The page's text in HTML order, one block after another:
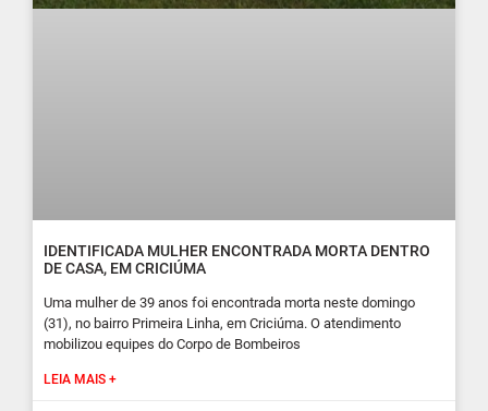
IDENTIFICADA MULHER ENCONTRADA MORTA DENTRO
DE CASA, EM CRICIÚMA
Uma mulher de 39 anos foi encontrada morta neste domingo
(31), no bairro Primeira Linha, em Criciúma. O atendimento
mobilizou equipes do Corpo de Bombeiros
LEIA MAIS +